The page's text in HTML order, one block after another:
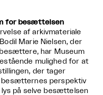
for besættelsen
af arkivmateriale
Marie Nielsen, der
har Museum
mulighed for at
der tager
besætternes perspektiv
på selve besættelsen